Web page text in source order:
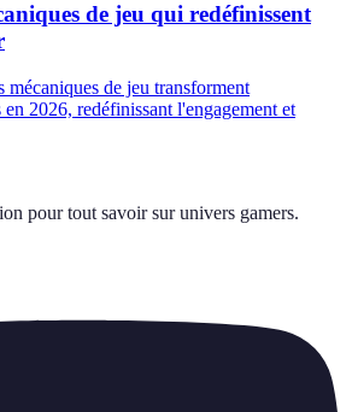
de jeu qui redéfinissent
mécaniques de jeu transforment
2026, redéfinissant l'engagement et
pour tout savoir sur univers gamers.